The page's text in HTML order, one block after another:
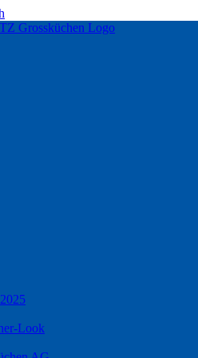
Look